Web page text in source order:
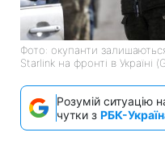
Фото: окупанти
Starlink на фронті в Україні
Розумій ситуацію
чутки з РБК-